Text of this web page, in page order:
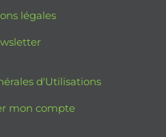
légales
d'Utilisations
mon compte